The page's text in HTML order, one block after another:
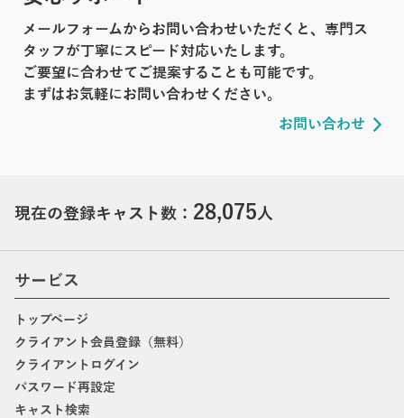
メールフォームからお問い合わせいただくと、専門ス
タッフが丁寧にスピード対応いたします。
ご要望に合わせてご提案することも可能です。
まずはお気軽にお問い合わせください。
お問い合わせ
現在の登録キャスト数： 28,075人
サービス
トップページ
クライアント会員登録（無料）
クライアントログイン
パスワード再設定
キャスト検索